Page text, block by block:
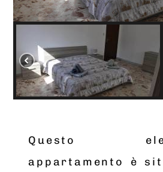
Questo
appartamento è